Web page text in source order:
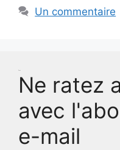
Un commentaire
Test
Ne ratez
avec
e-mail